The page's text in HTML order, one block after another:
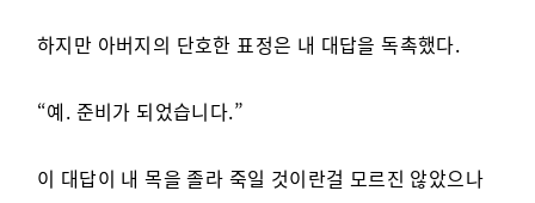
하지만 아버지의 단호한 표정은 내 대답을 독촉했다.
“예. 준비가 되었습니다.”
이 대답이 내 목을 졸라 죽일 것이란걸 모르진 않았으나